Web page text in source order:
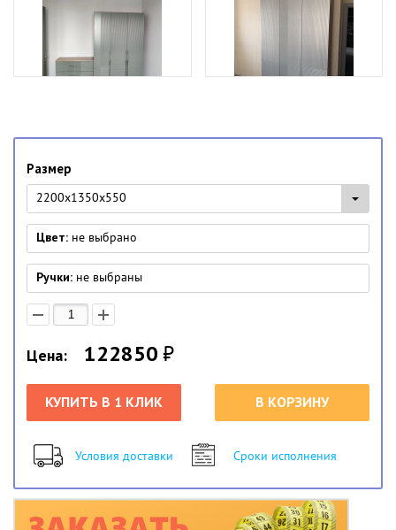
Размер
2200x1350x550
Цвет: не выбрано
Ручки: не выбраны
Цена: 122850₽
КУПИТЬ В 1 КЛИК В КОРЗИНУ
Условия доставки Сроки исполнения